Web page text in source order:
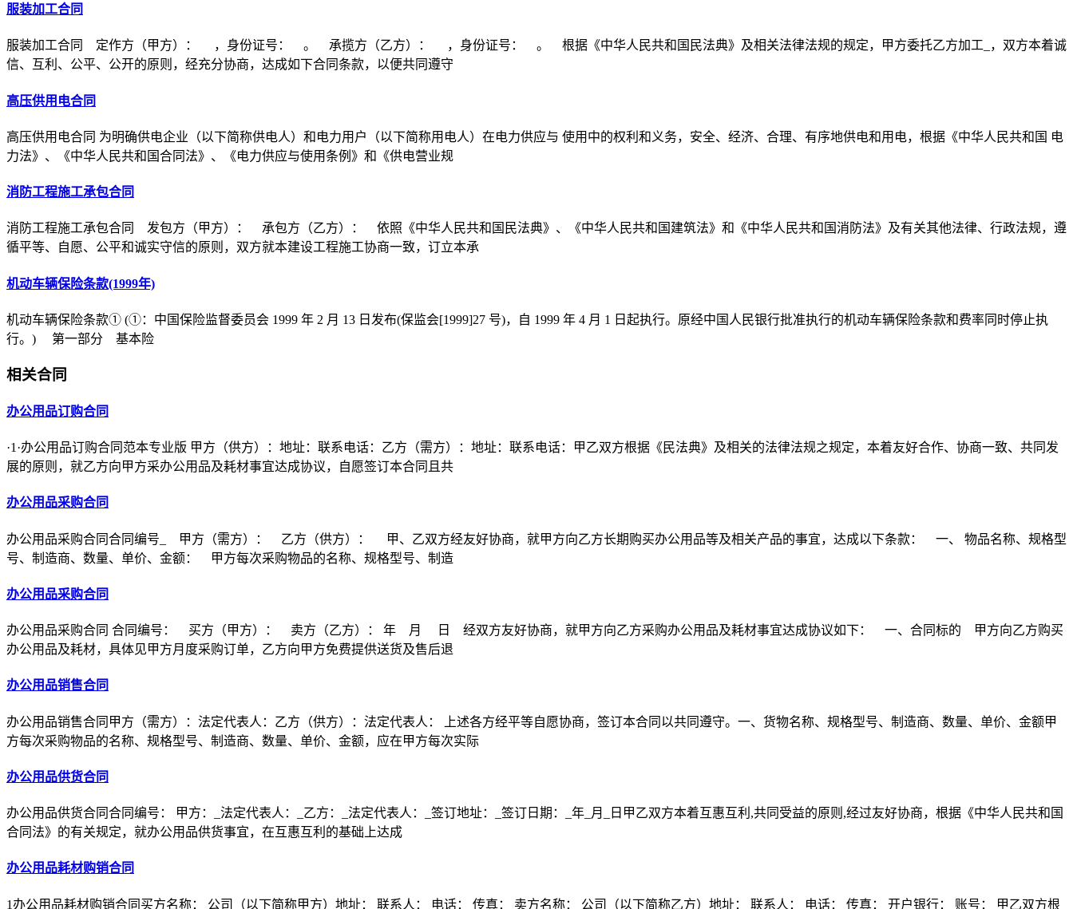
服装加工合同
服装加工合同 定作方（甲方）： ，身份证号： 。 承揽方（乙方）： ，身份证号： 。 根据《中华人民共和国民法典》及相关法律法规的规定，甲方委托乙方加工_，双方本着诚
信、互利、公平、公开的原则，经充分协商，达成如下合同条款，以便共同遵守
高压供用电合同
高压供用电合同 为明确供电企业（以下简称供电人）和电力用户（以下简称用电人）在电力供应与 使用中的权利和义务，安全、经济、合理、有序地供电和用电，根据《中华人民共和国 电
力法》、《中华人民共和国合同法》、《电力供应与使用条例》和《供电营业规
消防工程施工承包合同
消防工程施工承包合同 发包方（甲方）： 承包方（乙方）： 依照《中华人民共和国民法典》、《中华人民共和国建筑法》和《中华人民共和国消防法》及有关其他法律、行政法规，遵
循平等、自愿、公平和诚实守信的原则，双方就本建设工程施工协商一致，订立本承
机动车辆保险条款(1999年)
机动车辆保险条款① (①：中国保险监督委员会 1999 年 2 月 13 日发布(保监会[1999]27 号)，自 1999 年 4 月 1 日起执行。原经中国人民银行批准执行的机动车辆保险条款和费率同时停止执
行。) 第一部分 基本险
相关合同
办公用品订购合同
·1·办公用品订购合同范本专业版 甲方（供方）：地址：联系电话：乙方（需方）：地址：联系电话：甲乙双方根据《民法典》及相关的法律法规之规定，本着友好合作、协商一致、共同发
展的原则，就乙方向甲方采办公用品及耗材事宜达成协议，自愿签订本合同且共
办公用品采购合同
办公用品采购合同合同编号_ 甲方（需方）： 乙方（供方）： 甲、乙双方经友好协商，就甲方向乙方长期购买办公用品等及相关产品的事宜，达成以下条款： 一、 物品名称、规格型
号、制造商、数量、单价、金额： 甲方每次采购物品的名称、规格型号、制造
办公用品采购合同
办公用品采购合同 合同编号： 买方（甲方）： 卖方（乙方）： 年 月 日 经双方友好协商，就甲方向乙方采购办公用品及耗材事宜达成协议如下： 一、合同标的 甲方向乙方购买
办公用品及耗材，具体见甲方月度采购订单，乙方向甲方免费提供送货及售后退
办公用品销售合同
办公用品销售合同甲方（需方）：法定代表人：乙方（供方）：法定代表人： 上述各方经平等自愿协商，签订本合同以共同遵守。一、货物名称、规格型号、制造商、数量、单价、金额甲
方每次采购物品的名称、规格型号、制造商、数量、单价、金额，应在甲方每次实际
办公用品供货合同
办公用品供货合同合同编号： 甲方：_法定代表人：_乙方：_法定代表人：_签订地址：_签订日期：_年_月_日甲乙双方本着互惠互利,共同受益的原则,经过友好协商，根据《中华人民共和国
合同法》的有关规定，就办公用品供货事宜，在互惠互利的基础上达成
办公用品耗材购销合同
1办公用品耗材购销合同买方名称： 公司（以下简称甲方）地址： 联系人： 电话： 传真： 卖方名称： 公司（以下简称乙方）地址： 联系人： 电话： 传真： 开户银行： 账号： 甲乙双方根